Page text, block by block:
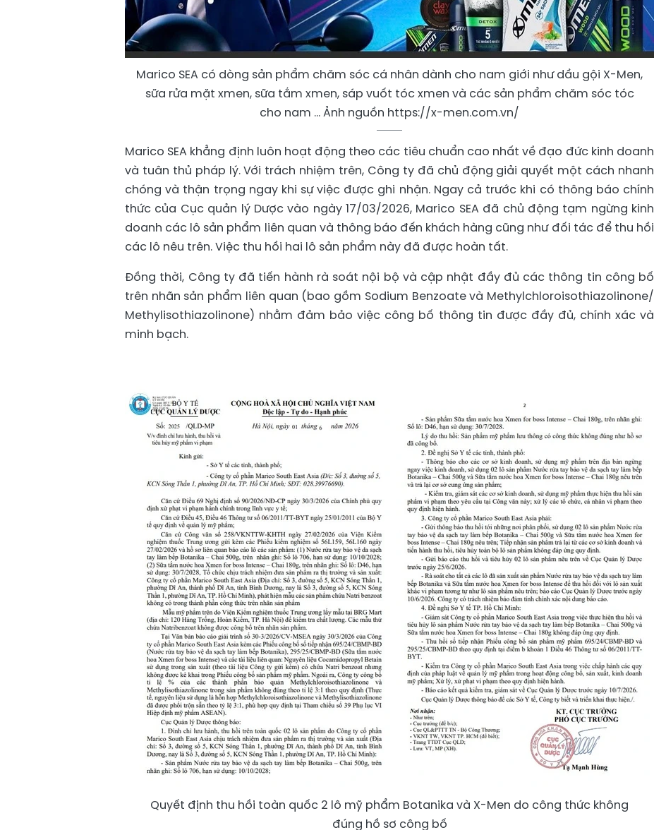
Marico SEA có dòng sản phẩm chăm sóc cá nhân dành cho nam giới như dầu gội X-Men,
sữa rửa mặt xmen, sữa tắm xmen, sáp vuốt tóc xmen và các sản phẩm chăm sóc tóc
cho nam ... Ảnh nguồn https://x-men.com.vn/
Marico SEA khẳng định luôn hoạt động theo các tiêu chuẩn cao nhất về đạo đức kinh doanh
và tuân thủ pháp lý. Với trách nhiệm trên, Công ty đã chủ động giải quyết một cách nhanh
chóng và thận trọng ngay khi sự việc được ghi nhận. Ngay cả trước khi có thông báo chính
thức của Cục quản lý Dược vào ngày 17/03/2026, Marico SEA đã chủ động tạm ngừng kinh
doanh các lô sản phẩm liên quan và thông báo đến khách hàng cũng như đối tác để thu hồi
các lô nêu trên. Việc thu hồi hai lô sản phẩm này đã được hoàn tất.
Đồng thời, Công ty đã tiến hành rà soát nội bộ và cập nhật đầy đủ các thông tin công bố
trên nhãn sản phẩm liên quan (bao gồm Sodium Benzoate và Methylchloroisothiazolinone/
Methylisothiazolinone) nhằm đảm bảo việc công bố thông tin được đầy đủ, chính xác và
minh bạch.
Quyết định thu hồi toàn quốc 2 lô mỹ phẩm Botanika và X-Men do công thức không
đúng hồ sơ công bố